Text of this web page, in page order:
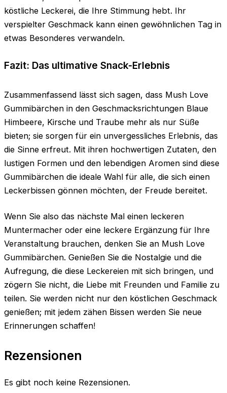
köstliche Leckerei, die Ihre Stimmung hebt. Ihr
verspielter Geschmack kann einen gewöhnlichen Tag in
etwas Besonderes verwandeln.
Fazit: Das ultimative Snack-Erlebnis
Zusammenfassend lässt sich sagen, dass Mush Love
Gummibärchen in den Geschmacksrichtungen Blaue
Himbeere, Kirsche und Traube mehr als nur Süße
bieten; sie sorgen für ein unvergessliches Erlebnis, das
die Sinne erfreut. Mit ihren hochwertigen Zutaten, den
lustigen Formen und den lebendigen Aromen sind diese
Gummibärchen die ideale Wahl für alle, die sich einen
Leckerbissen gönnen möchten, der Freude bereitet.
Wenn Sie also das nächste Mal einen leckeren
Muntermacher oder eine leckere Ergänzung für Ihre
Veranstaltung brauchen, denken Sie an Mush Love
Gummibärchen. Genießen Sie die Nostalgie und die
Aufregung, die diese Leckereien mit sich bringen, und
zögern Sie nicht, die Liebe mit Freunden und Familie zu
teilen. Sie werden nicht nur den köstlichen Geschmack
genießen; mit jedem zähen Bissen werden Sie neue
Erinnerungen schaffen!
Rezensionen
Es gibt noch keine Rezensionen.